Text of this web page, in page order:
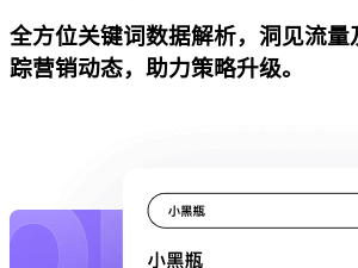
全方位关键词数据解析，洞见流量
踪营销动态，助力策略升级。